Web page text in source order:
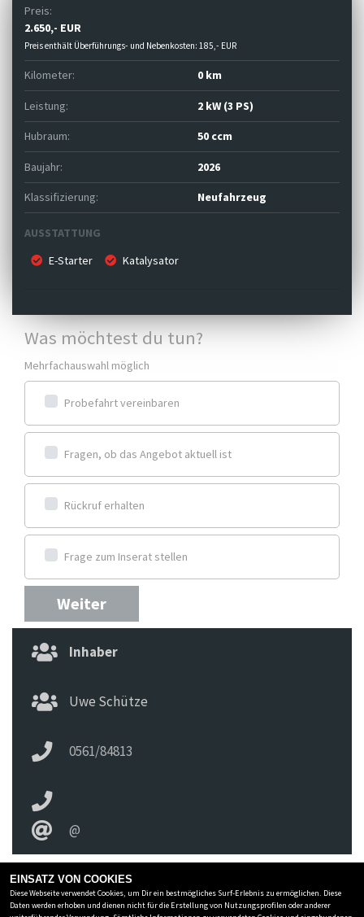
Preis:
2.650,- EUR
Preis enthält Überführungs- und Nebenkosten: 185,- EUR
Kilometer: 0 km
Leistung: 2 kW (3 PS)
Hubraum: 50 ccm
Baujahr: 2026
Klassifizierung: Neufahrzeug
AUSSTATTUNG
E-Starter
Katalysator
Was möchtest du tun?
Mehrfachauswahl möglich
Probefahrt vereinbaren
Fragen, ob das Angebot aktuell ist
Rückruf erhalten
Frage zum Inserat stellen
Weiter
Inhaber
Uwe Schütze
0561/84813
@
ZWEIRAD SCHIRA INH. UWE SCHÜTZE E.K.
EINSATZ VON COOKIES
Diese Webseite verwendet Cookies, um Dir ein bestmögliches Surf-Erlebnis zu ermöglichen. Diese
Daten werden erhoben und dienen nicht für die Erstellung von Nutzungsprofilen oder anderer